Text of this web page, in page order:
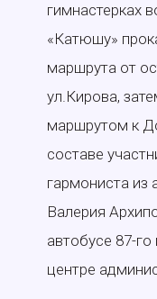
гимнастерках
«Катюшу»
маршрута от
ул.Кирова,
маршрутом к
составе
гармониста из
Валерия
автобусе 87-
центре